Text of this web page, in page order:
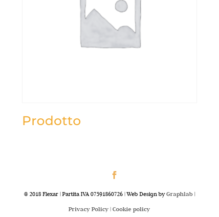
Prodotto
@ 2018 Flexar | Partita IVA 07591860726 | Web Design byGraphlab|
Privacy Policy |Cookie policy